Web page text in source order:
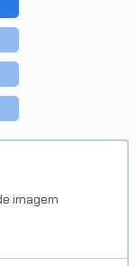
imagem